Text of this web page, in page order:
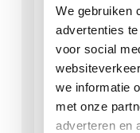
We gebruiken
advertenties
voor social
we informatie
met onze
adverteren en